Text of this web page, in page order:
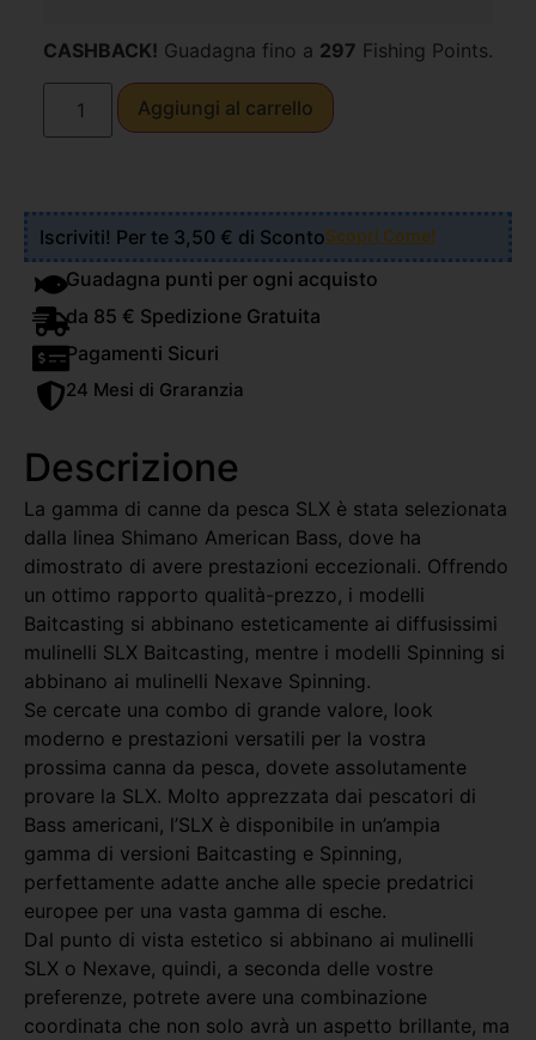
CASHBACK! Guadagna fino a 297 Fishing Points.
Aggiungi al carrello
Iscriviti! Per te 3,50 € di ScontoScopri Come!
Guadagna punti per ogni acquisto
da 85 € Spedizione Gratuita
Pagamenti Sicuri
24 Mesi di Graranzia
Descrizione
La gamma di canne da pesca SLX è stata selezionata
dalla linea Shimano American Bass, dove ha
dimostrato di avere prestazioni eccezionali. Offrendo
un ottimo rapporto qualità-prezzo, i modelli
Baitcasting si abbinano esteticamente ai diffusissimi
mulinelli SLX Baitcasting, mentre i modelli Spinning si
abbinano ai mulinelli Nexave Spinning.
Se cercate una combo di grande valore, look
moderno e prestazioni versatili per la vostra
prossima canna da pesca, dovete assolutamente
provare la SLX. Molto apprezzata dai pescatori di
Bass americani, l’SLX è disponibile in un’ampia
gamma di versioni Baitcasting e Spinning,
perfettamente adatte anche alle specie predatrici
europee per una vasta gamma di esche.
Dal punto di vista estetico si abbinano ai mulinelli
SLX o Nexave, quindi, a seconda delle vostre
preferenze, potrete avere una combinazione
coordinata che non solo avrà un aspetto brillante, ma